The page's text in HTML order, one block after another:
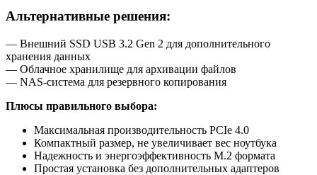
Альтернативные решения:
— Внешний SSD USB 3.2 Gen 2 для дополнительного
хранения данных
— Облачное хранилище для архивации файлов
— NAS-система для резервного копирования
Плюсы правильного выбора:
Максимальная производительность PCIe 4.0
Компактный размер, не увеличивает вес ноутбука
Надежность и энергоэффективность M.2 формата
Простая установка без дополнительных адаптеров